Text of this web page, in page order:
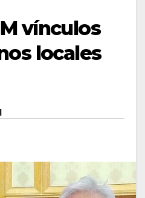
vínculos
locales